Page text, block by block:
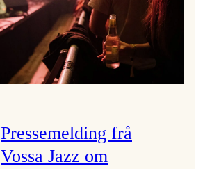
Pressemelding frå
Vossa Jazz om